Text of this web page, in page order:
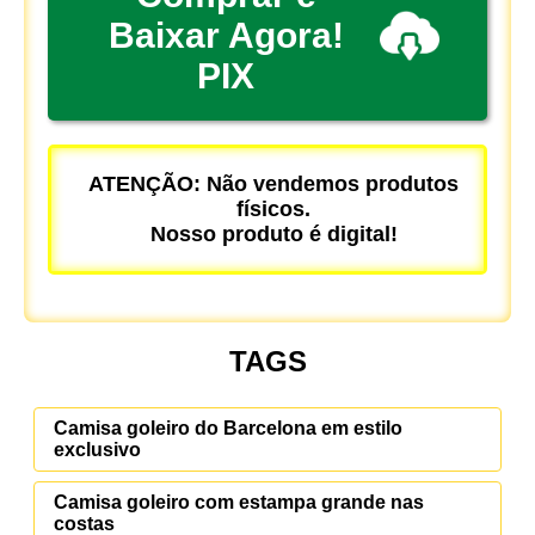
Baixar Agora!
PIX
ATENÇÃO: Não vendemos produtos
físicos.
Nosso produto é digital!
TAGS
Camisa goleiro do Barcelona em estilo
exclusivo
Camisa goleiro com estampa grande nas
costas